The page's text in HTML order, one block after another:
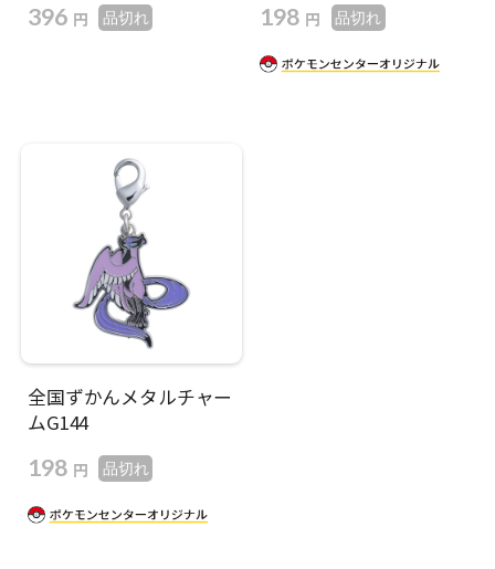
396 円 品切れ 198 円 品切れ
全国ずかんメタルチャー
ムG144
198 円 品切れ